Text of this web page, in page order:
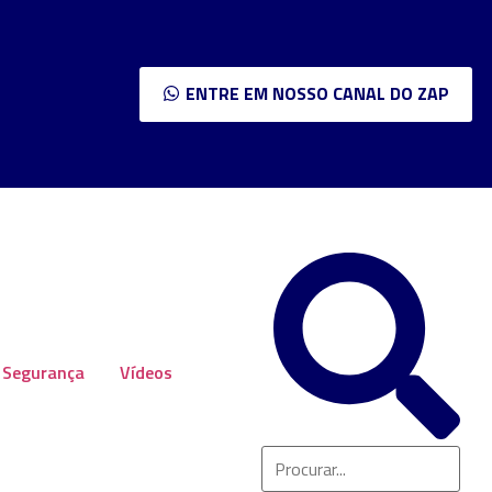
ENTRE EM NOSSO CANAL DO ZAP
Segurança Vídeos